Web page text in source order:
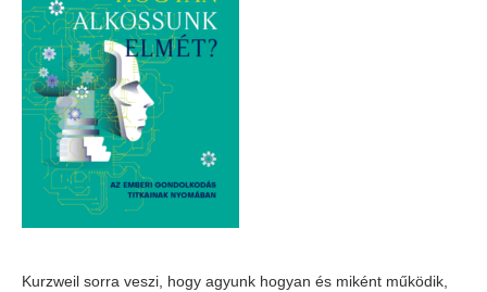
Kurzweil sorra veszi, hogy agyunk hogyan és miként működik,